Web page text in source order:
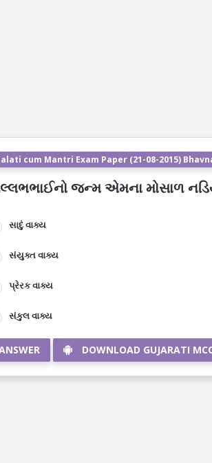
cum Mantri Exam Paper (21-08-2015)
જન્મ એમના મોસાળ
સાદું વાક્ય
સંયુક્ત વાક્ય
પ્રેરક વાક્ય
સંકુલ વાક્ય
DOWNLOAD GUJARATI